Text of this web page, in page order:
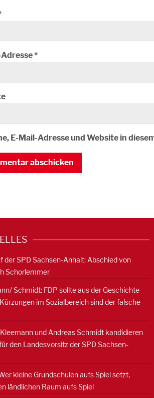
*
E-Mail-Adresse und Website in
der SPD Sachsen-Anhalt: Abschied von
Schorlemmer
Schmidt: FDP sollte aus der Geschichte
im Sozialbereich sind der falsche
Kleemann und Andreas Schmidt kandidieren
den Landesvorsitz der SPD Sachsen-
kleine Grundschulen aufs Spiel setzt,
ländlichen Raum aufs Spiel